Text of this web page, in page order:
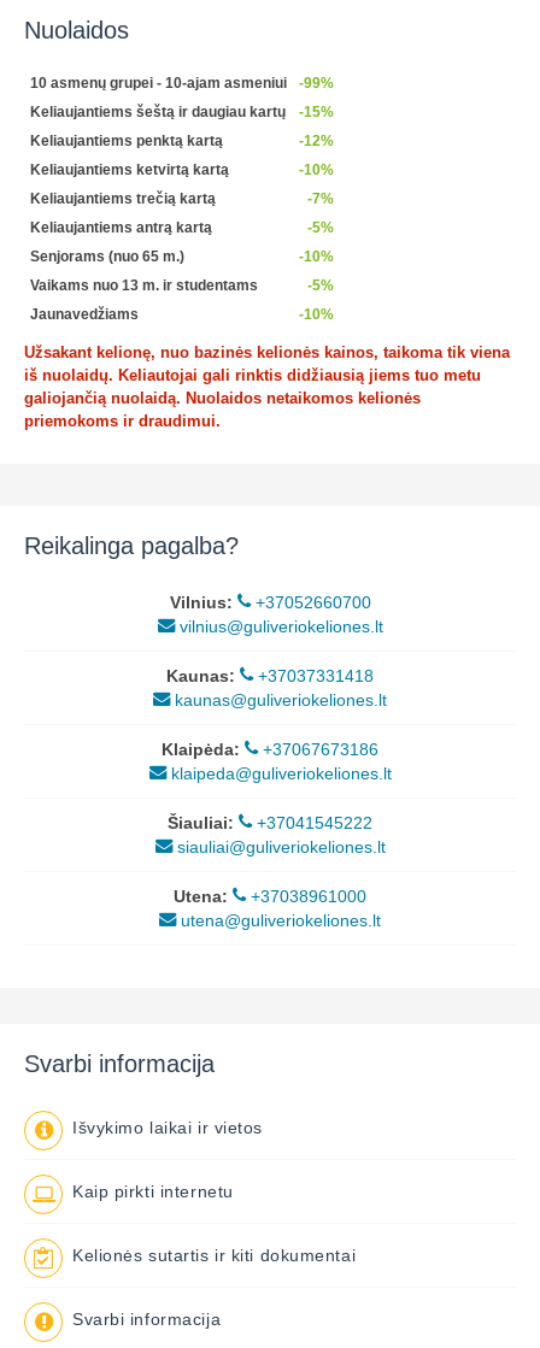
Nuolaidos
10 asmenų grupei - 10-ajam asmeniui
-99%
Keliaujantiems šeštą ir daugiau kartų
-15%
Keliaujantiems penktą kartą
-12%
Keliaujantiems ketvirtą kartą
-10%
Keliaujantiems trečią kartą
-7%
Keliaujantiems antrą kartą
-5%
Senjorams (nuo 65 m.)
-10%
Vaikams nuo 13 m. ir studentams
-5%
Jaunavedžiams
-10%
Užsakant kelionę, nuo bazinės kelionės kainos, taikoma tik viena
iš nuolaidų. Keliautojai gali rinktis didžiausią jiems tuo metu
galiojančią nuolaidą. Nuolaidos netaikomos kelionės
priemokoms ir draudimui.
Reikalinga pagalba?
Vilnius:
+37052660700
vilnius@guliveriokeliones.lt
Kaunas:
+37037331418
kaunas@guliveriokeliones.lt
Klaipėda:
+37067673186
klaipeda@guliveriokeliones.lt
Šiauliai:
+37041545222
siauliai@guliveriokeliones.lt
Utena:
+37038961000
utena@guliveriokeliones.lt
Svarbi informacija
Išvykimo laikai ir vietos
Kaip pirkti internetu
Kelionės sutartis ir kiti dokumentai
Svarbi informacija